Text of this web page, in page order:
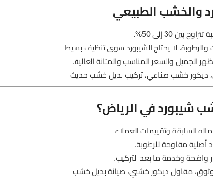
والخشب الطبيعي
30 إلى 50%.
لا يحتاج الشيبورد سوى تنظيف بسيط.
الجميل والسعر المناسب والمتانة العالية.
ديكور خشب صناعي، تركيب بديل خشب حديث
شيبورد في الرياض؟
السابقة وتقييمات العملاء.
أصلية مقاومة للرطوبة.
وخدمة ما بعد التركيب.
مقاول ديكور خشبي، صيانة بديل خشب